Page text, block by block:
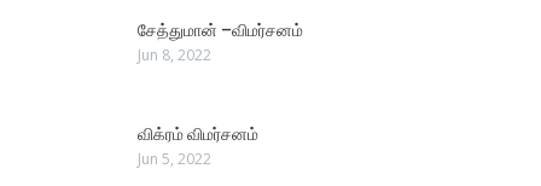
சேத்துமான் –விமர்சனம்
Jun 8, 2022
விக்ரம் விமர்சனம்
Jun 5, 2022